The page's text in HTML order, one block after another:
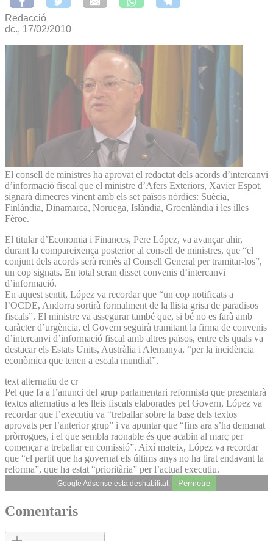
Redacció
dc., 17/02/2010
El consell de ministres ha aprovat el redactat dels acords d’intercanvi
d’informació fiscal que el ministre d’Afers Exteriors, Xavier Espot,
signarà dimecres vinent amb els set països nòrdics: Suècia,
Finlàndia, Dinamarca, Noruega, Islàndia, Groenlàndia i les illes
Fèroe.
El titular d’Economia i Finances, Pere López, va avançar ahir,
durant la compareixença posterior al consell de ministres, que “el
conjunt dels acords serà remès al Consell General per tramitar-los”,
un cop signats. En total seran disset convenis d’intercanvi
d’informació.
En aquest sentit, López va recordar que “un cop notificats a
l’OCDE, Andorra sortirà formalment de la llista grisa de paradisos
fiscals”. El ministre va assegurar també que, si bé no es farà amb
caràcter d’urgència, el Govern seguirà tramitant la firma de convenis
d’intercanvi d’informació fiscal amb altres països, entre els quals va
destacar els Estats Units, Austràlia i Alemanya, “per la incidència
econòmica que tenen a escala mundial”.
text alternatiu de cr
Pel que fa a l’anunci del grup parlamentari reformista que presentarà
textos alternatius a les lleis fiscals elaborades pel Govern, López va
recordar que l’executiu va “treballar sobre la base dels textos
aprovats per l’anterior grup” i va apuntar que “fins ara s’ha demanat
pròrrogues, i el que sembla raonable és que acabin al març per
començar a treballar en comissió”. Així mateix, López va recordar
que “el partit que ha governat els últims anys no ha tirat endavant la
reforma”, que ha estat “prioritària” per l’actual executiu.
Google Adsense està deshabilitat. Permetre
Comentaris